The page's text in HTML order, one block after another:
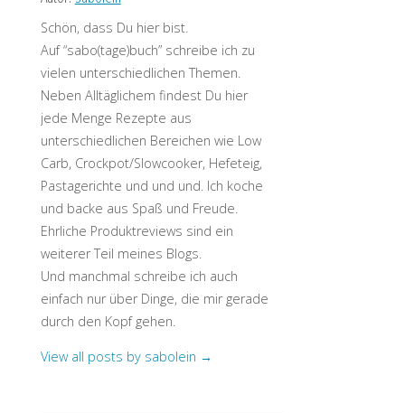
Schön, dass Du hier bist.
Auf “sabo(tage)buch” schreibe ich zu
vielen unterschiedlichen Themen.
Neben Alltäglichem findest Du hier
jede Menge Rezepte aus
unterschiedlichen Bereichen wie Low
Carb, Crockpot/Slowcooker, Hefeteig,
Pastagerichte und und und. Ich koche
und backe aus Spaß und Freude.
Ehrliche Produktreviews sind ein
weiterer Teil meines Blogs.
Und manchmal schreibe ich auch
einfach nur über Dinge, die mir gerade
durch den Kopf gehen.
View all posts by sabolein →